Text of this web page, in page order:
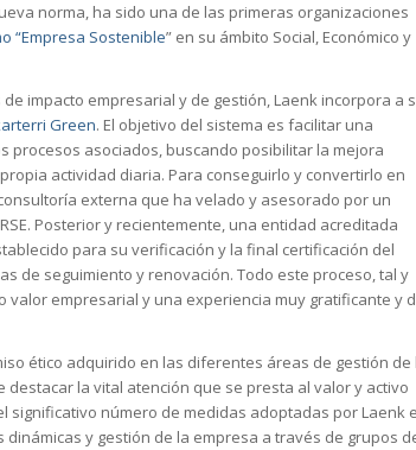
norma, ha sido una de las primeras organizaciones
“Empresa Sostenible” en su ámbito Social, Económico y
impacto empresarial y de gestión, Laenk incorpora a
Green. El objetivo del sistema es facilitar una
procesos asociados, buscando posibilitar la mejora
actividad diaria. Para conseguirlo y convertirlo en
externa que ha velado y asesorado por un
Posterior y recientemente, una entidad acreditada
para su verificación y la final certificación del
de seguimiento y renovación. Todo este proceso, tal y
empresarial y una experiencia muy gratificante y
ético adquirido en las diferentes áreas de gestión de
destacar la vital atención que se presta al valor y activo
significativo número de medidas adoptadas por Laenk
y gestión de la empresa a través de grupos